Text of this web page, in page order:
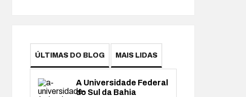
ÚLTIMAS DO BLOG MAIS LIDAS
A Universidade Federal
do Sul da Bahia